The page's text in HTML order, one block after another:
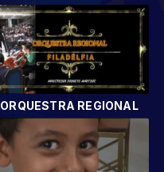
ORQUESTRA REGIONAL